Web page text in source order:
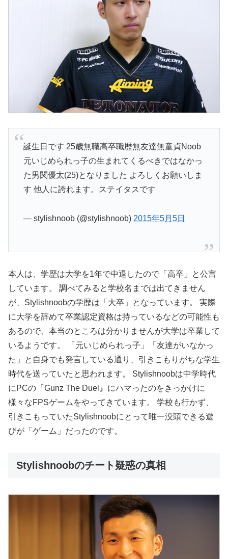
誕生日です 25歳無職高卒職歴無友達無童貞Noob
元いじめられっ子の生まれてくるべきではなかっ
た男関優太(25)となりました よろしくお願いしま
す 他人に誇れます。ステイタスです
— stylishnoob (@stylishnoob) 2015年5月5日
本人は、学歴は大学を1年で中退したので「高卒」と公言
しています。 調べてみると学校名までは出てきません
が、Stylishnoobの学歴は「大卒」となっています。 実際
に大学を辞めて卒業認定資格は持っているなどの可能性も
あるので、本当のところは分かりませんが大学は卒業して
いるようです。 「元いじめられっ子」「友達がいなかっ
た」と自身でも発言している通り、引きこもりがちな学生
時代を送っていたと思われます。 Stylishnoobは中学時代
にPCの『Gunz The Duel』にハマったのをきっかけに
様々なFPSゲームをやってきています。 学校も行かず、
引きこもっていたStylishnoobにとって唯一没頭できる遊
びが「ゲーム」だったのです。
Stylishnoobのチート疑惑の真相